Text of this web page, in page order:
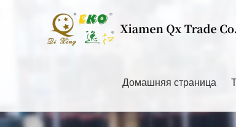
Домашняя страница